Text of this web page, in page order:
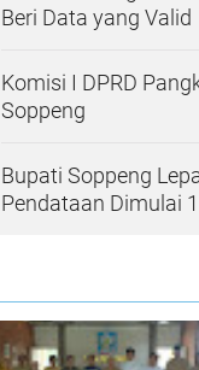
Beri Data yang Valid
Komisi I DPRD
Soppeng
Bupati Soppeng
Pendataan Dimulai